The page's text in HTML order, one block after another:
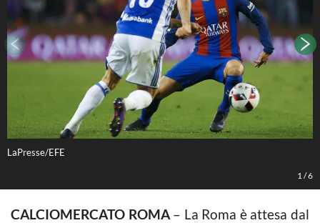
LaPresse/EFE
1 /6
CALCIOMERCATO ROMA– La Roma è attesa dal